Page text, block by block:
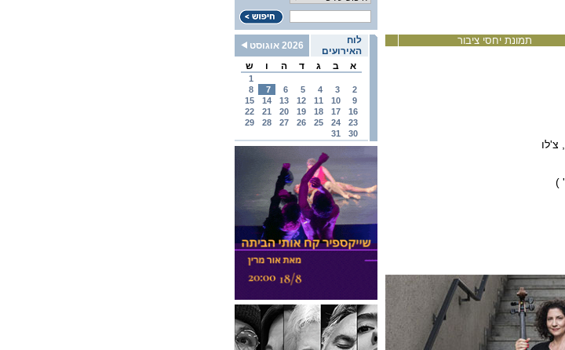
לוח
האירועים
2026 אוגוסט
א
ב ג ד ה ו ש
1
2
3
4
5
6
7
8
9
10
11
12
13
14
15
16
17
18
19
20
21
22
23
24
25
26
27
28
29
30
31
תמונת יחסי ציבור
, צ'לו